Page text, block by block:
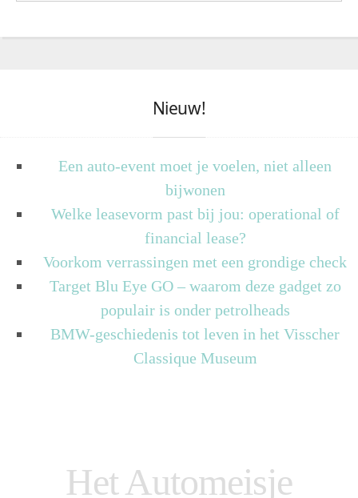
Nieuw!
Een auto-event moet je voelen, niet alleen
bijwonen
Welke leasevorm past bij jou: operational of
financial lease?
Voorkom verrassingen met een grondige check
Target Blu Eye GO – waarom deze gadget zo
populair is onder petrolheads
BMW-geschiedenis tot leven in het Visscher
Classique Museum
Het Automeisje